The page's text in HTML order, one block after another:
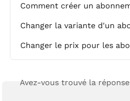
Comment créer un
Changer la variante d'un
Changer le prix pour les
Avez-vous trouvé la